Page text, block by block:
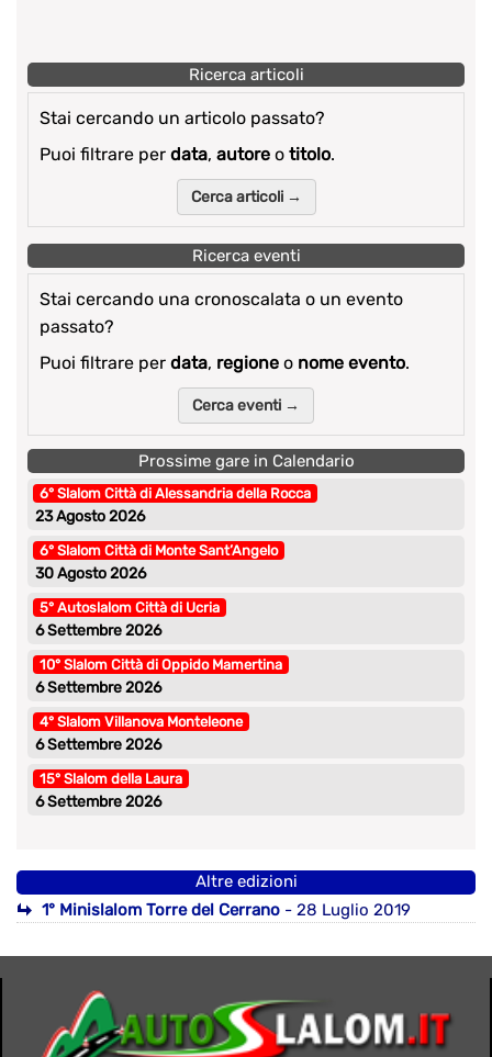
Ricerca articoli
Stai cercando un articolo passato?
Puoi filtrare per data, autore o titolo.
Cerca articoli →
Ricerca eventi
Stai cercando una cronoscalata o un evento
passato?
Puoi filtrare per data, regione o nome evento.
Cerca eventi →
Prossime gare in Calendario
6° Slalom Città di Alessandria della Rocca
23 Agosto 2026
6° Slalom Città di Monte Sant’Angelo
30 Agosto 2026
5° Autoslalom Città di Ucria
6 Settembre 2026
10° Slalom Città di Oppido Mamertina
6 Settembre 2026
4° Slalom Villanova Monteleone
6 Settembre 2026
15° Slalom della Laura
6 Settembre 2026
Altre edizioni
1° Minislalom Torre del Cerrano - 28 Luglio 2019